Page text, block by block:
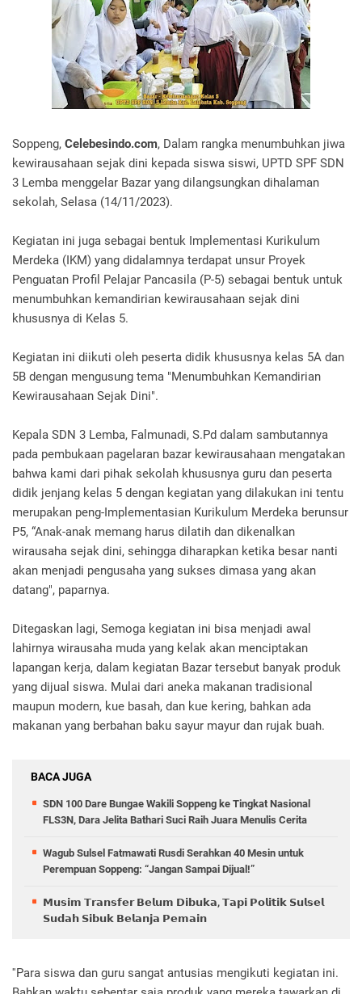
Soppeng, Celebesindo.com, Dalam rangka menumbuhkan jiwa
kewirausahaan sejak dini kepada siswa siswi, UPTD SPF SDN
3 Lemba menggelar Bazar yang dilangsungkan dihalaman
sekolah, Selasa (14/11/2023).
Kegiatan ini juga sebagai bentuk Implementasi Kurikulum
Merdeka (IKM) yang didalamnya terdapat unsur Proyek
Penguatan Profil Pelajar Pancasila (P-5) sebagai bentuk untuk
menumbuhkan kemandirian kewirausahaan sejak dini
khususnya di Kelas 5.
Kegiatan ini diikuti oleh peserta didik khususnya kelas 5A dan
5B dengan mengusung tema "Menumbuhkan Kemandirian
Kewirausahaan Sejak Dini".
Kepala SDN 3 Lemba, Falmunadi, S.Pd dalam sambutannya
pada pembukaan pagelaran bazar kewirausahaan mengatakan
bahwa kami dari pihak sekolah khususnya guru dan peserta
didik jenjang kelas 5 dengan kegiatan yang dilakukan ini tentu
merupakan peng-Implementasian Kurikulum Merdeka berunsur
P5, “Anak-anak memang harus dilatih dan dikenalkan
wirausaha sejak dini, sehingga diharapkan ketika besar nanti
akan menjadi pengusaha yang sukses dimasa yang akan
datang", paparnya.
Ditegaskan lagi, Semoga kegiatan ini bisa menjadi awal
lahirnya wirausaha muda yang kelak akan menciptakan
lapangan kerja, dalam kegiatan Bazar tersebut banyak produk
yang dijual siswa. Mulai dari aneka makanan tradisional
maupun modern, kue basah, dan kue kering, bahkan ada
makanan yang berbahan baku sayur mayur dan rujak buah.
BACA JUGA
SDN 100 Dare Bungae Wakili Soppeng ke Tingkat Nasional
FLS3N, Dara Jelita Bathari Suci Raih Juara Menulis Cerita
Wagub Sulsel Fatmawati Rusdi Serahkan 40 Mesin untuk
Perempuan Soppeng: “Jangan Sampai Dijual!”
𝗠𝘂𝘀𝗶𝗺 𝗧𝗿𝗮𝗻𝘀𝗳𝗲𝗿 𝗕𝗲𝗹𝘂𝗺 𝗗𝗶𝗯𝘂𝗸𝗮, 𝗧𝗮𝗽𝗶 𝗣𝗼𝗹𝗶𝘁𝗶𝗸 𝗦𝘂𝗹𝘀𝗲𝗹
𝗦𝘂𝗱𝗮𝗵 𝗦𝗶𝗯𝘂𝗸 𝗕𝗲𝗹𝗮𝗻𝗷𝗮 𝗣𝗲𝗺𝗮𝗶𝗻
''Para siswa dan guru sangat antusias mengikuti kegiatan ini.